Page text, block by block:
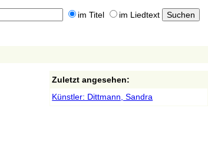
im Titel im Liedtext
Zuletzt angesehen:
Künstler: Dittmann, Sandra